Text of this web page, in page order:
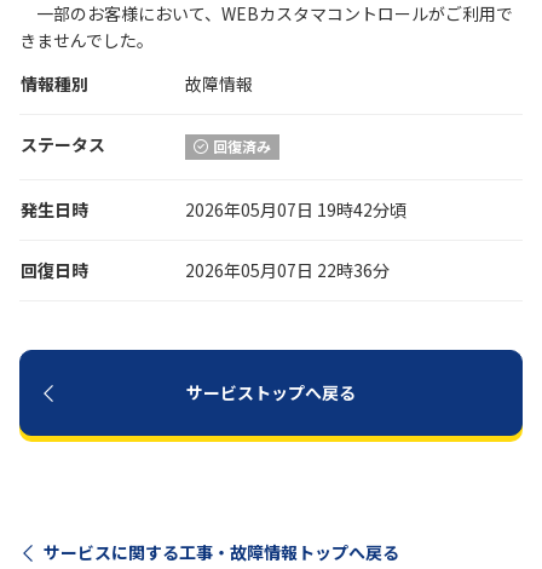
お問い合わせ
履歴・お気に入り
お知らせ
NTTドコモビジネスのお客さ
工事・故障情報通知
一部のお客様において、WEBカスタマコントロールがご利用で
きませんでした。
情報種別
故障情報
ステータス 回復済み
発生日時 2026年05月07日 19時42分頃
回復日時 2026年05月07日 22時36分
サービストップへ戻る
サービスに関する工事・故障情報トップへ戻る